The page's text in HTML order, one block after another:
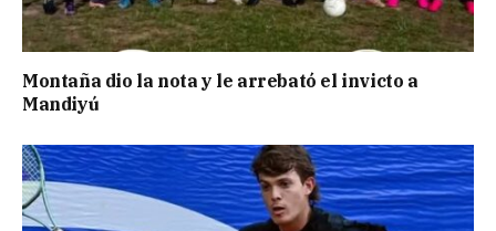
Montaña dio la nota y le arrebató el invicto a
Mandiyú